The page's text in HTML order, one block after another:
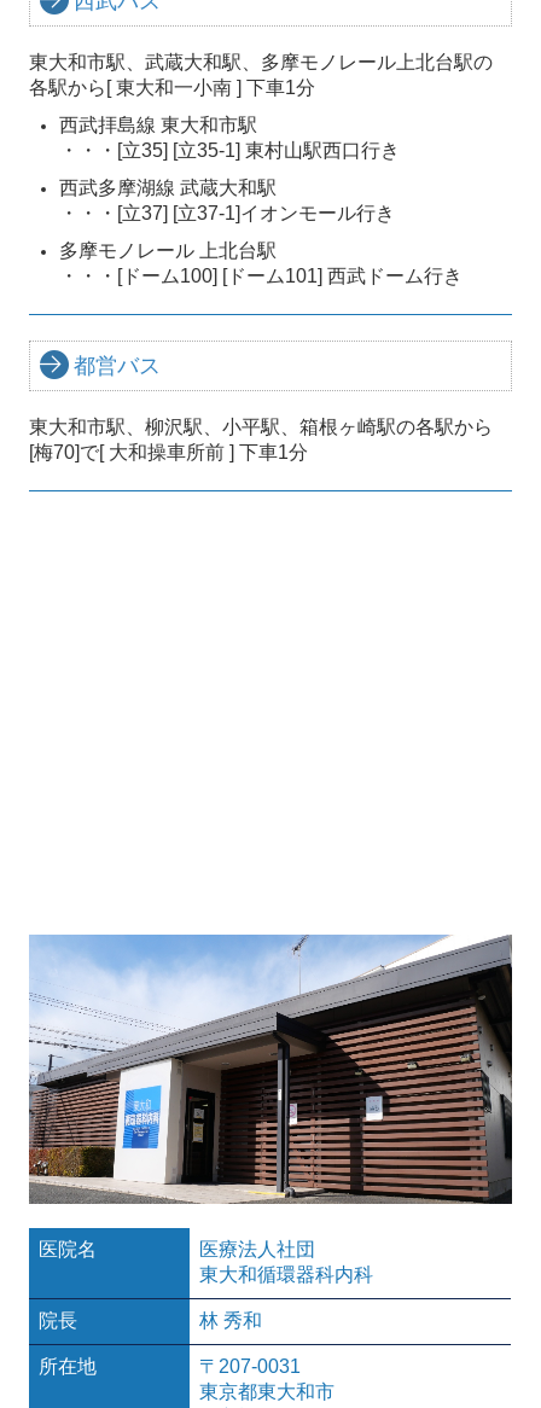
東大和市駅、武蔵大和駅、多摩モノレール上北台駅の
各駅から[ 東大和一小南 ] 下車1分
西武拝島線 東大和市駅
・・・[立35] [立35-1] 東村山駅西口行き
西武多摩湖線 武蔵大和駅
・・・[立37] [立37-1]イオンモール行き
多摩モノレール 上北台駅
・・・[ドーム100] [ドーム101] 西武ドーム行き
都営バス
東大和市駅、柳沢駅、小平駅、箱根ヶ崎駅の各駅から
[梅70]で[ 大和操車所前 ] 下車1分
医院名
医療法人社団
東大和循環器科内科
院長 林 秀和
所在地
〒207-0031
東京都東大和市